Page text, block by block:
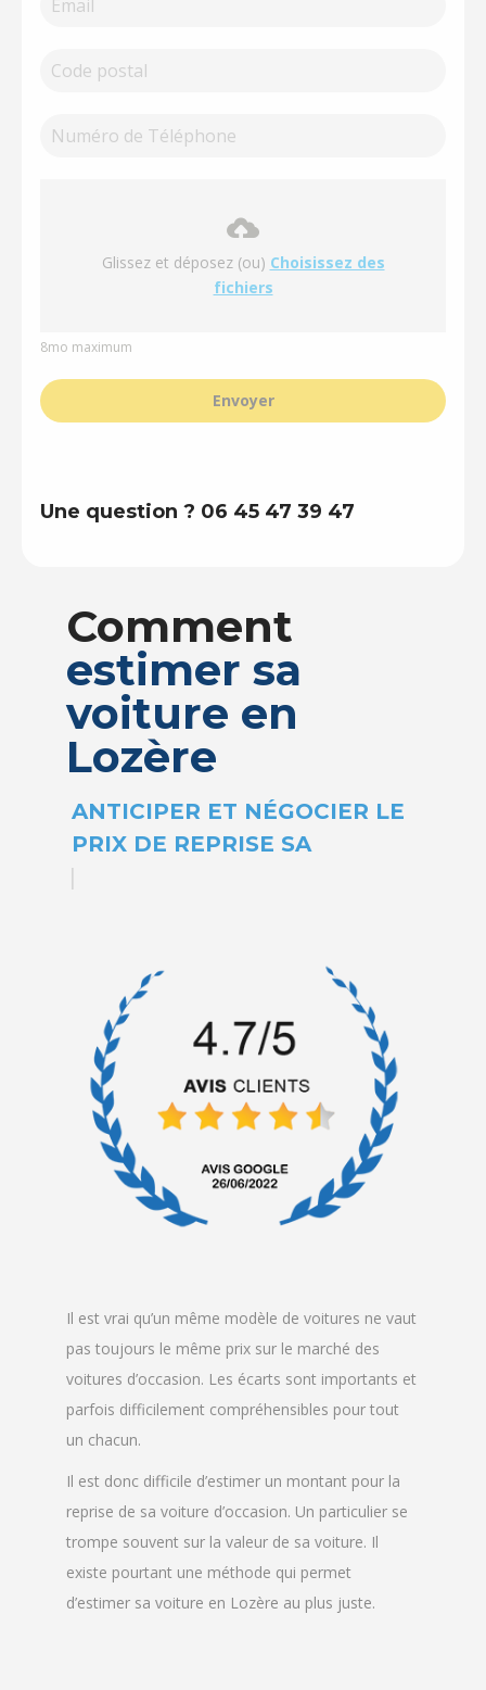
Glissez et déposez (ou) Choisissez des
fichiers
8mo maximum
Envoyer
Une question ? 06 45 47 39 47
Comment
estimer sa
voiture en
Lozère
ANTICIPER ET NÉGOCI |
voitures d’occasion. Les écarts sont importants et
parfois difficilement compréhensibles pour tout
un chacun.
Il est donc difficile d’estimer un montant pour la
reprise de sa voiture d’occasion. Un particulier se
trompe souvent sur la valeur de sa voiture. Il
existe pourtant une méthode qui permet
d’estimer sa voiture en Lozère au plus juste.